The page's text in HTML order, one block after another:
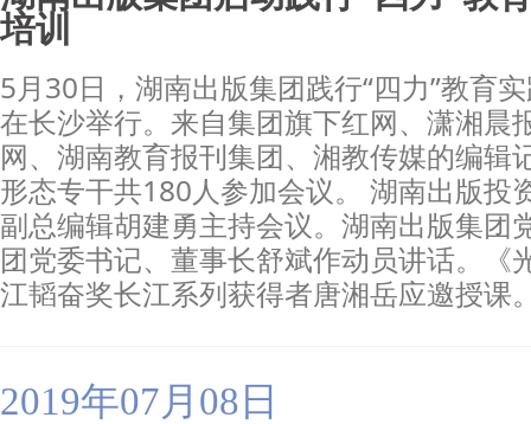
培训
5月30日，湖南出版集团践行“四力”教育
在长沙举行。来自集团旗下红网、潇湘晨
网、湖南教育报刊集团、湘教传媒的编辑
形态专干共180人参加会议。 湖南出版投
副总编辑胡建勇主持会议。湖南出版集团
团党委书记、董事长舒斌作动员讲话。《
江韬奋奖长江系列获得者唐湘岳应邀授课
2019年07月08日